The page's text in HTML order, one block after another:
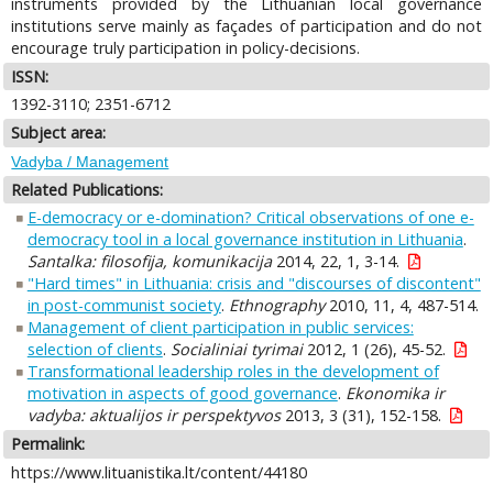
institutions serve mainly as façades of participation and do not
encourage truly participation in policy-decisions.
ISSN:
1392-3110; 2351-6712
Subject area:
Vadyba / Management
Related Publications:
E-democracy or e-domination? Critical observations of one e-
democracy tool in a local governance institution in Lithuania.
Santalka: filosofija, komunikacija2014, 22, 1, 3-14.
"Hard times" in Lithuania: crisis and "discourses of discontent"
in post-communist society. Ethnography2010, 11, 4, 487-514.
Management of client participation in public services:
selection of clients. Socialiniai tyrimai2012, 1 (26), 45-52.
Transformational leadership roles in the development of
motivation in aspects of good governance. Ekonomika ir
vadyba: aktualijos ir perspektyvos2013, 3 (31), 152-158.
Permalink:
https://www.lituanistika.lt/content/44180